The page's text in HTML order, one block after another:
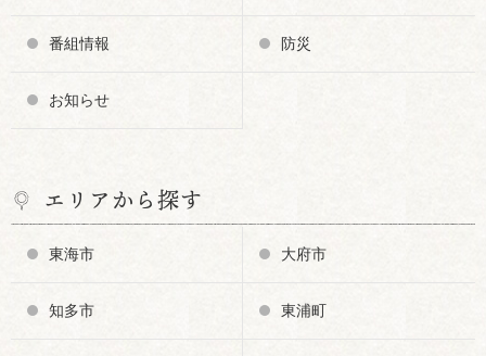
番組情報 防災
お知らせ
エリアから探す
東海市 大府市
知多市 東浦町